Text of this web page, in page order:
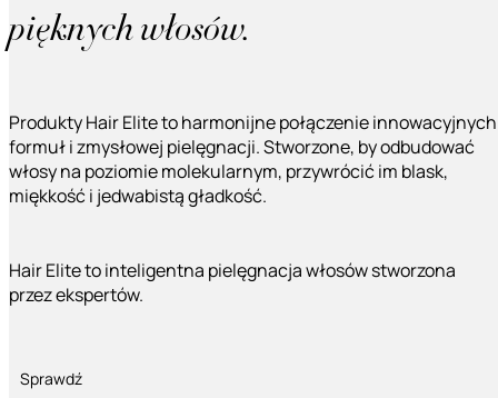
pięknych włosów.
Produkty Hair Elite to harmonijne połączenie innowacyjnych
formuł i zmysłowej pielęgnacji. Stworzone, by odbudować
włosy na poziomie molekularnym, przywrócić im blask,
miękkość i jedwabistą gładkość.
Hair Elite to inteligentna pielęgnacja włosów stworzona
przez ekspertów.
Sprawdź